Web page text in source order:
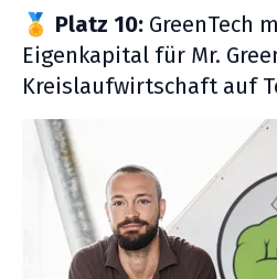
🏅 Platz 10: GreenTech
Eigenkapital für Mr.
Kreislaufwirtschaft auf